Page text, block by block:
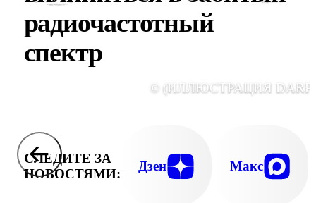
радиочастотный
спектр
© (ИЛЛЮСТРАЦИЯ
СЛЕДИТЕ ЗА
НОВОСТЯМИ:
Дзен Макс